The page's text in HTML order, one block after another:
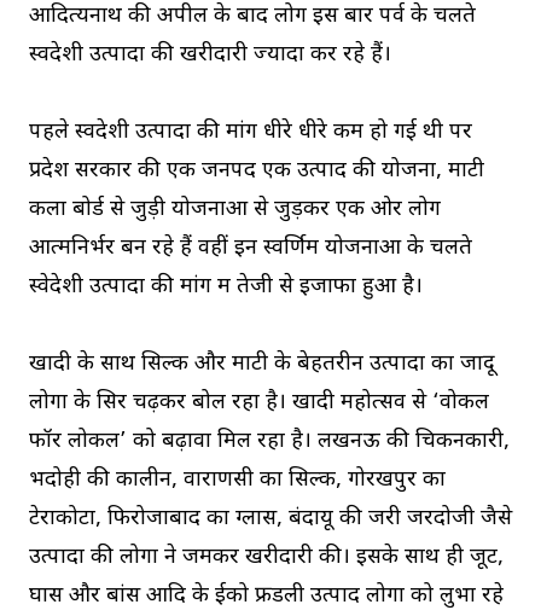
आदित्‍यनाथ की अपील के बाद लोग इस बार पर्व के चलते
स्‍वदेशी उत्‍पादों की खरीदारी ज्‍यादा कर रहे हैं।
पहले स्‍वदेशी उत्‍पादों की मांग धीरे धीरे कम हो गई थी पर
प्रदेश सरकार की एक जनपद एक उत्पाद की योजना, माटी
कला बोर्ड से जुड़ी योजनाओं से जुड़कर एक ओर लोग
आत्‍मनिर्भर बन रहे हैं वहीं इन स्‍वर्णिम योजनाओं के चलते
स्‍वेदेशी उत्‍पादों की मांग में तेजी से इजाफा हुआ है।
खादी के साथ सिल्‍क और माटी के बेहतरीन उत्‍पादों का जादू
लोगों के सिर चढ़कर बोल रहा है। खादी महोत्‍सव से ‘वोकल
फॉर लोकल’ को बढ़ावा मिल रहा है। लखनऊ की चिकनकारी,
भदोही की कालीन, वाराणसी का सिल्क, गोरखपुर का
टेराकोटा, फिरोजाबाद का ग्लास, बंदायू की जरी जरदोजी जैसे
उत्‍पादों की लोगों ने जमकर खरीदारी की। इसके साथ ही जूट,
घास और बांस आदि के ईको फ्रेंडली उत्पाद लोगों को लुभा रहे